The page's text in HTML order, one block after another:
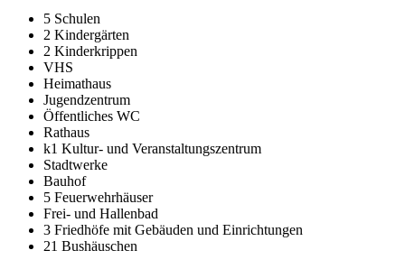
5 Schulen
2 Kindergärten
2 Kinderkrippen
VHS
Heimathaus
Jugendzentrum
Öffentliches WC
Rathaus
k1 Kultur- und Veranstaltungszentrum
Stadtwerke
Bauhof
5 Feuerwehrhäuser
Frei- und Hallenbad
3 Friedhöfe mit Gebäuden und Einrichtungen
21 Bushäuschen